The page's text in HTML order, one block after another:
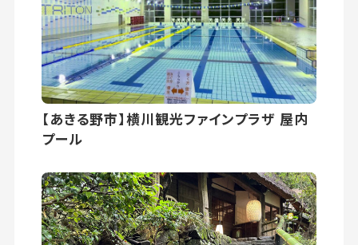
【あきる野市】横川観光ファインプラザ 屋内
プール